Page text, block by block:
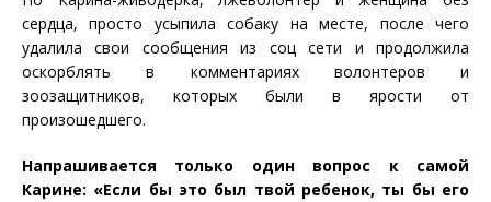
сердца, просто усыпила собаку на месте, после чего
удалила свои сообщения из соц сети и продолжила
оскорблять в комментариях волонтеров и
зоозащитников, которых были в ярости от
произошедшего.
Напрашивается только один вопрос к самой
Карине: «Если бы это был твой ребенок, ты бы его